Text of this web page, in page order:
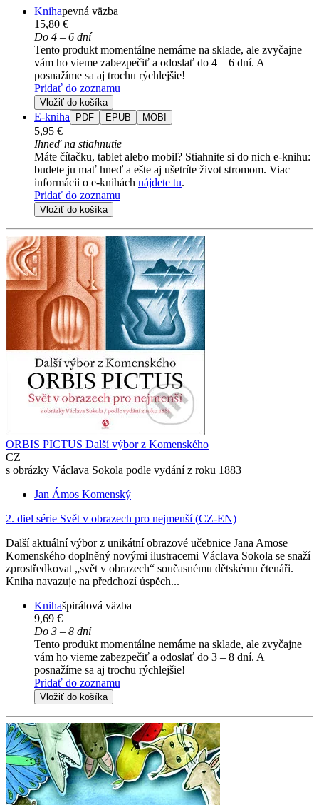
Knihapevná väzba
15,80 €
Do 4 – 6 dní
Tento produkt momentálne nemáme na sklade, ale zvyčajne
vám ho vieme zabezpečiť a odoslať do 4 – 6 dní. A
posnažíme sa aj trochu rýchlejšie!
Pridať do zoznamu
Vložiť do košíka
E-kniha PDF EPUB MOBI
5,95 €
Ihneď na stiahnutie
Máte čítačku, tablet alebo mobil? Stiahnite si do nich e-knihu:
budete ju mať hneď a ešte aj ušetríte život stromom. Viac
informácii o e-knihách nájdete tu.
Pridať do zoznamu
Vložiť do košíka
ORBIS PICTUS Další výbor z Komenského
CZ
s obrázky Václava Sokola podle vydání z roku 1883
Jan Ámos Komenský
2. diel série Svět v obrazech pro nejmenší (CZ-EN)
Další aktuální výbor z unikátní obrazové učebnice Jana Amose
Komenského doplněný novými ilustracemi Václava Sokola se snaží
zprostředkovat „svět v obrazech“ současnému dětskému čtenáři.
Kniha navazuje na předchozí úspěch...
Knihašpirálová väzba
9,69 €
Do 3 – 8 dní
Tento produkt momentálne nemáme na sklade, ale zvyčajne
vám ho vieme zabezpečiť a odoslať do 3 – 8 dní. A
posnažíme sa aj trochu rýchlejšie!
Pridať do zoznamu
Vložiť do košíka